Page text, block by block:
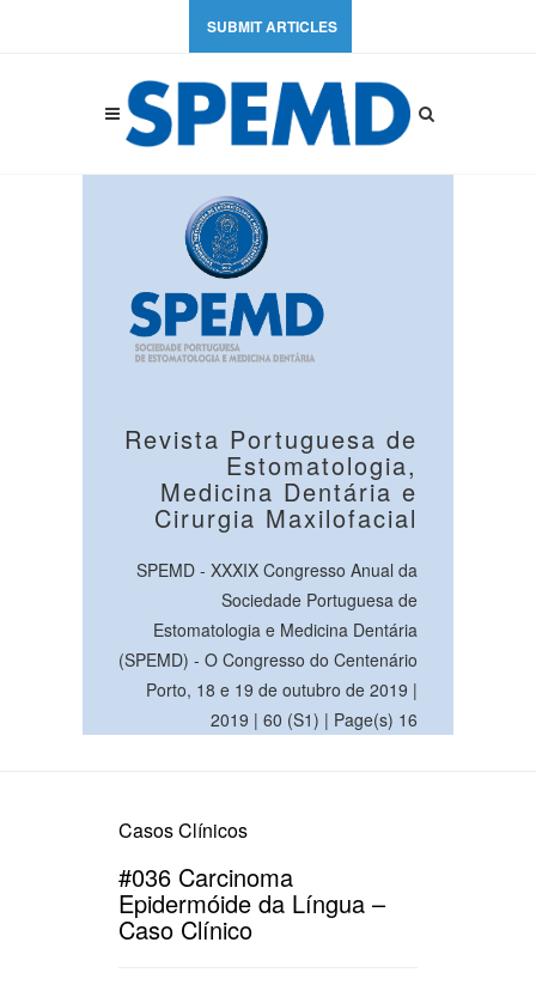
SUBMIT ARTICLES
Revista Portuguesa de
Estomatologia,
Medicina Dentária e
Cirurgia Maxilofacial
SPEMD - XXXIX Congresso Anual da
Sociedade Portuguesa de
Estomatologia e Medicina Dentária
(SPEMD) - O Congresso do Centenário
Porto, 18 e 19 de outubro de 2019 |
2019 | 60 (S1) | Page(s) 16
Casos Clínicos
#036 Carcinoma
Epidermóide da Língua –
Caso Clínico